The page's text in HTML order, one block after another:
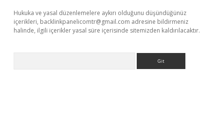
Hukuka ve yasal düzenlemelere aykırı olduğunu düşündüğünüz
içerikleri, backlinkpanelicomtr@gmail.com adresine bildirmeniz
halinde, ilgili içerikler yasal süre içerisinde sitemizden kaldırılacaktır.